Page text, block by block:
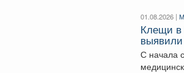
01.08.2026 |
Клещи в
С начала